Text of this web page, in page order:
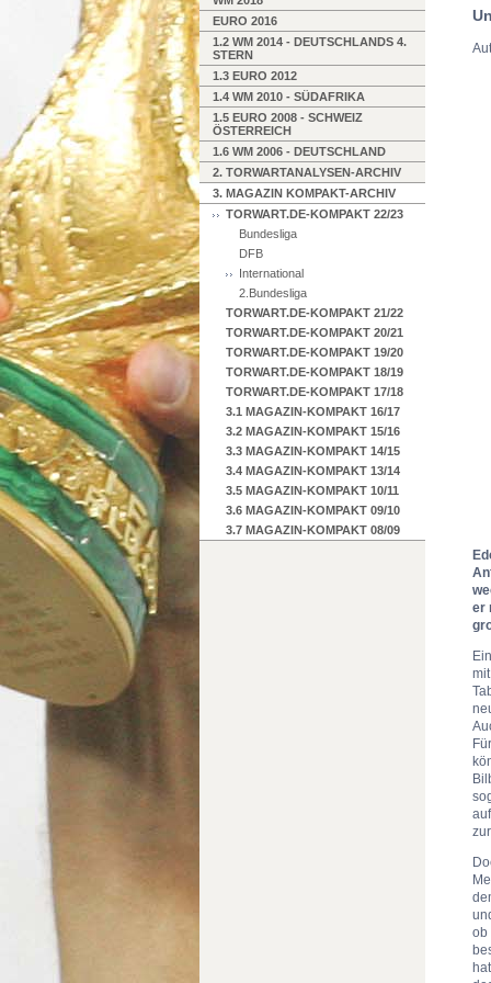
EURO 2016
1.2 WM 2014 - DEUTSCHLANDS 4.
STERN
1.3 EURO 2012
1.4 WM 2010 - SÜDAFRIKA
1.5 EURO 2008 - SCHWEIZ
ÖSTERREICH
1.6 WM 2006 - DEUTSCHLAND
2. TORWARTANALYSEN-ARCHIV
3. MAGAZIN KOMPAKT-ARCHIV
TORWART.DE-KOMPAKT 22/23
Bundesliga
DFB
International
2.Bundesliga
TORWART.DE-KOMPAKT 21/22
TORWART.DE-KOMPAKT 20/21
TORWART.DE-KOMPAKT 19/20
TORWART.DE-KOMPAKT 18/19
TORWART.DE-KOMPAKT 17/18
3.1 MAGAZIN-KOMPAKT 16/17
3.2 MAGAZIN-KOMPAKT 15/16
3.3 MAGAZIN-KOMPAKT 14/15
3.4 MAGAZIN-KOMPAKT 13/14
3.5 MAGAZIN-KOMPAKT 10/11
3.6 MAGAZIN-KOMPAKT 09/10
3.7 MAGAZIN-KOMPAKT 08/09
er
ob